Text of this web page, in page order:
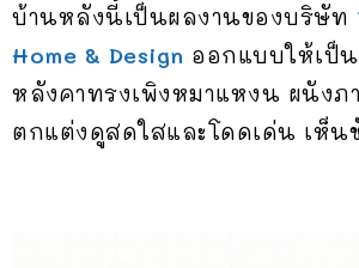
บ้านหลังนี้เป็นผลงานของบริษัท
Home & Design ออกแบบให้เป็
หลังคาทรงเพิงหมาแหงน ผนัง
ตกแต่งดูสดใสและโดดเด่น เห็น